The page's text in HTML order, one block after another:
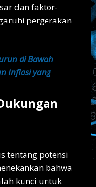
dan faktor-
pergerakan
di Bawah
Inflasi yang
tentang potensi
bahwa
kunci untuk